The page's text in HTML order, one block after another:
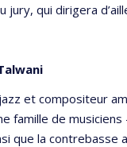
jury, qui dirigera
et compositeur
famille de
que la contrebasse